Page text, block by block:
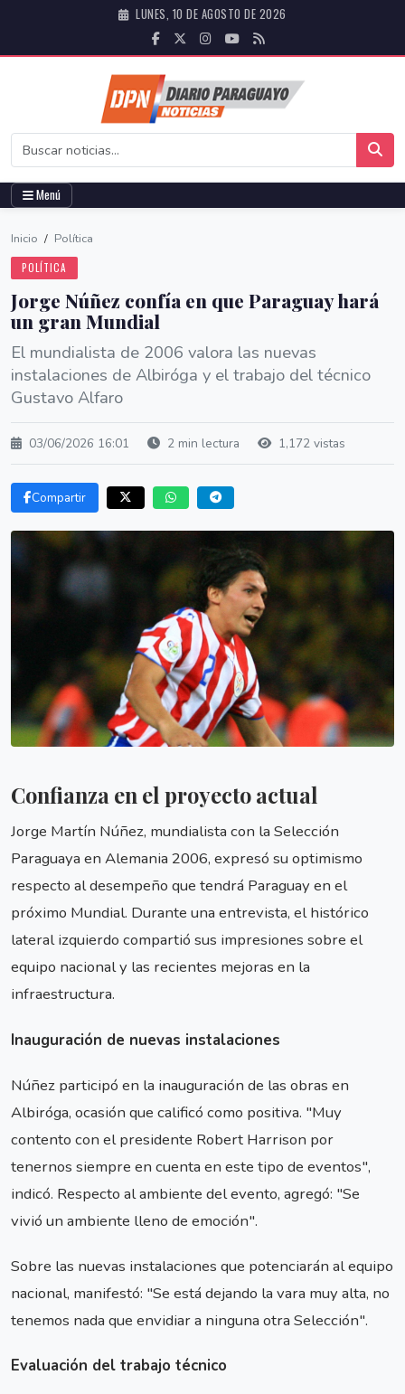
LUNES, 10 DE AGOSTO DE 2026
Menú
Inicio / Política
POLÍTICA
Jorge Núñez confía en que Paraguay hará
un gran Mundial
El mundialista de 2006 valora las nuevas
instalaciones de Albiróga y el trabajo del técnico
Gustavo Alfaro
03/06/2026 16:01 2 min lectura 1,172 vistas
Compartir
Confianza en el proyecto actual
Jorge Martín Núñez, mundialista con la Selección
Paraguaya en Alemania 2006, expresó su optimismo
respecto al desempeño que tendrá Paraguay en el
próximo Mundial. Durante una entrevista, el histórico
lateral izquierdo compartió sus impresiones sobre el
equipo nacional y las recientes mejoras en la
infraestructura.
Inauguración de nuevas instalaciones
Núñez participó en la inauguración de las obras en
Albiróga, ocasión que calificó como positiva. "Muy
contento con el presidente Robert Harrison por
tenernos siempre en cuenta en este tipo de eventos",
indicó. Respecto al ambiente del evento, agregó: "Se
vivió un ambiente lleno de emoción".
Sobre las nuevas instalaciones que potenciarán al equipo
nacional, manifestó: "Se está dejando la vara muy alta, no
tenemos nada que envidiar a ninguna otra Selección".
Evaluación del trabajo técnico